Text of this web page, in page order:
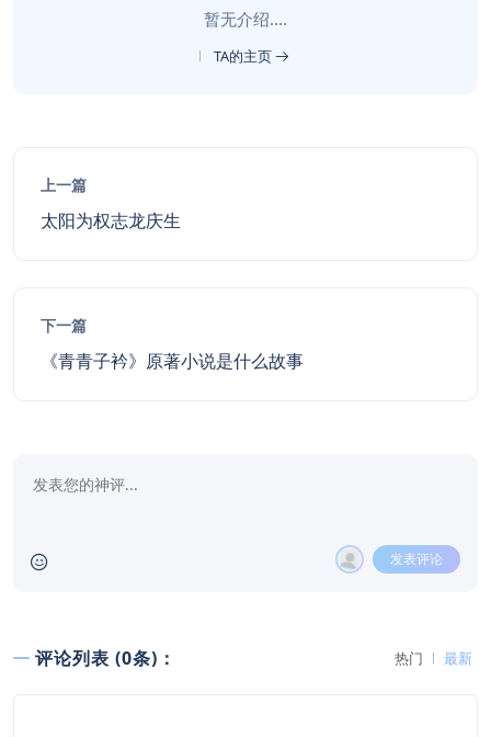
暂无介绍....
TA的主页
上一篇
太阳为权志龙庆生
下一篇
《青青子衿》原著小说是什么故事
发表评论
评论列表 (0条)： 热门 最新